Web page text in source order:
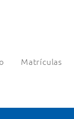
Matrículas